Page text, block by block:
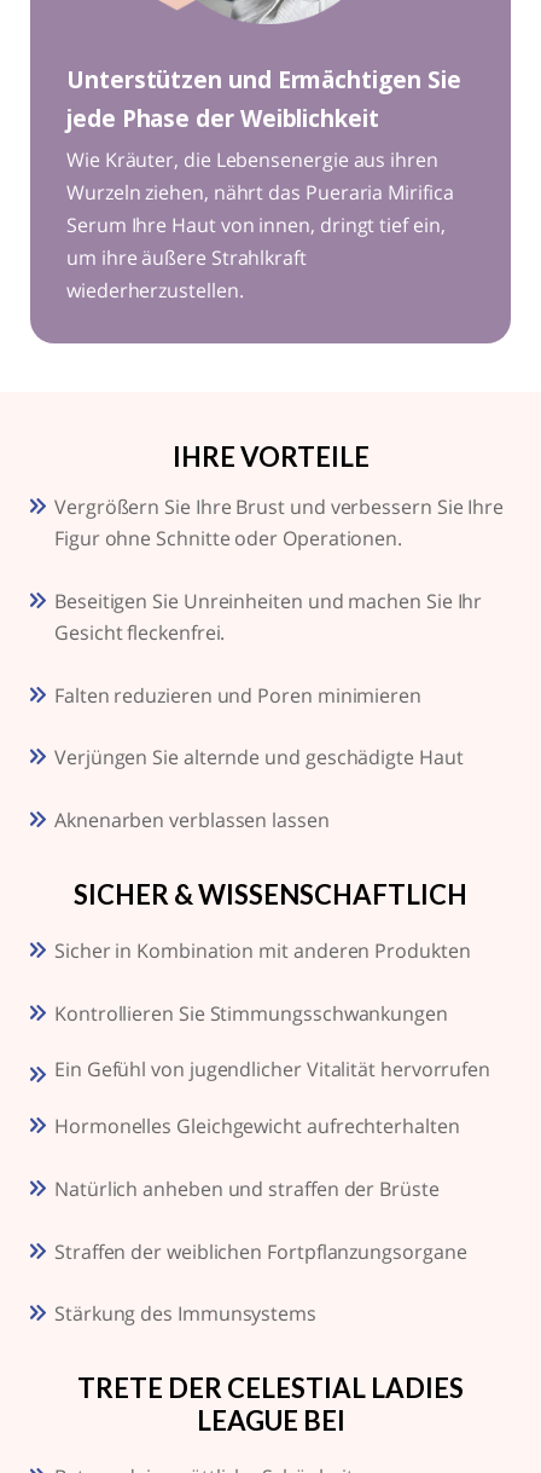
Unterstützen und Ermächtigen Sie
jede Phase der Weiblichkeit
Wie Kräuter, die Lebensenergie aus ihren
Wurzeln ziehen, nährt das Pueraria Mirifica
Serum Ihre Haut von innen, dringt tief ein,
um ihre äußere Strahlkraft
wiederherzustellen.
IHRE VORTEILE
Vergrößern Sie Ihre Brust und verbessern Sie Ihre
Figur ohne Schnitte oder Operationen.
Beseitigen Sie Unreinheiten und machen Sie Ihr
Gesicht fleckenfrei.
Falten reduzieren und Poren minimieren
Verjüngen Sie alternde und geschädigte Haut
Aknenarben verblassen lassen
SICHER & WISSENSCHAFTLICH
Sicher in Kombination mit anderen Produkten
Kontrollieren Sie Stimmungsschwankungen
Ein Gefühl von jugendlicher Vitalität hervorrufen
Hormonelles Gleichgewicht aufrechterhalten
Natürlich anheben und straffen der Brüste
Straffen der weiblichen Fortpflanzungsorgane
Stärkung des Immunsystems
TRETE DER CELESTIAL LADIES
LEAGUE BEI